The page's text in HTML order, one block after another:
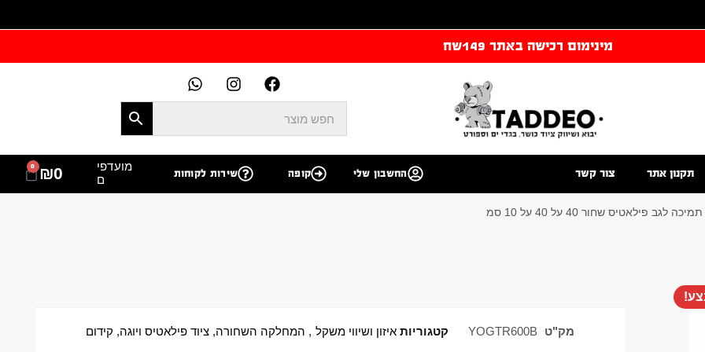
מינימום רכישה באתר 149שח
תקנון אתר צור קשר החשבון שלי קופה שירות לקוחות
מועדפי
ם
₪0
0
לגב פילאטיס שחור 40 על 40 על 10 סמ
מק"ט YOGTR600B קטגוריות איזון ושיווי משקל , המחלקה השחורה, ציוד פילאטיס ויוגה, קידום